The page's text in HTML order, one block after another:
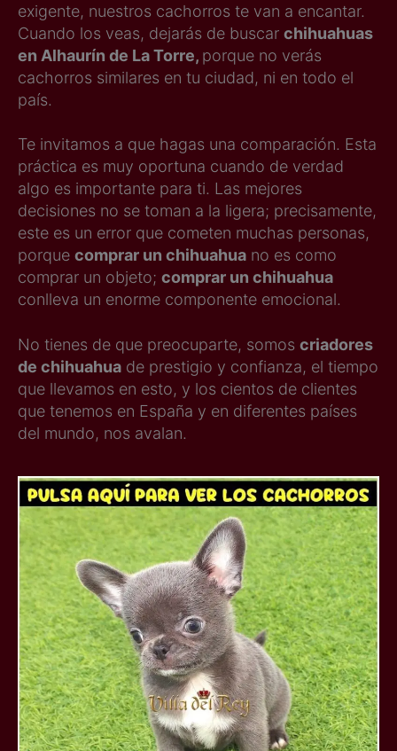
exigente, nuestros cachorros te van a encantar.
Cuando los veas, dejarás de buscar chihuahuas
en Alhaurín de La Torre, porque no verás
cachorros similares en tu ciudad, ni en todo el
país.
Te invitamos a que hagas una comparación. Esta
práctica es muy oportuna cuando de verdad
algo es importante para ti. Las mejores
decisiones no se toman a la ligera; precisamente,
este es un error que cometen muchas personas,
porque comprar un chihuahua no es como
comprar un objeto; comprar un chihuahua
conlleva un enorme componente emocional.
No tienes de que preocuparte, somos criadores
de chihuahua de prestigio y confianza, el tiempo
que llevamos en esto, y los cientos de clientes
que tenemos en España y en diferentes países
del mundo, nos avalan.